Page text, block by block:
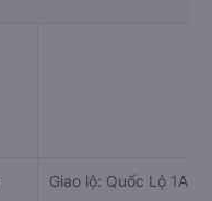
Giao lộ: Quốc Lộ 1A &